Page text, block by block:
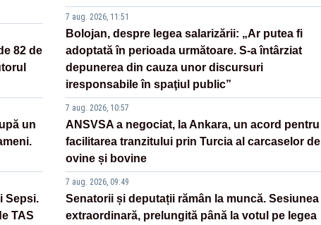
82 de
un
Sepsi.
TAS
7 aug. 2026, 11:51
Bolojan, despre legea salarizării: „Ar putea fi
adoptată în perioada următoare. S-a întârziat
depunerea din cauza unor discursuri
iresponsabile în spaţiul public”
7 aug. 2026, 10:57
ANSVSA a negociat, la Ankara, un acord pentru
facilitarea tranzitului prin Turcia al carcaselor de
ovine și bovine
7 aug. 2026, 09:49
Senatorii și deputații rămân la muncă. Sesiunea
extraordinară, prelungită până la votul pe legea